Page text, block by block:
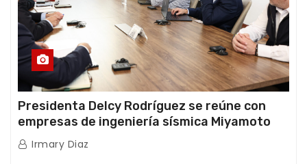
Presidenta Delcy Rodríguez se reúne con
empresas de ingeniería sísmica Miyamoto
International y TFI Solutions
Irmary Diaz